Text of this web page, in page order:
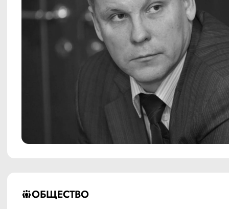
ОБЩЕСТВО